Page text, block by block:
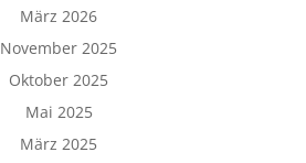
März 2026
November 2025
Oktober 2025
Mai 2025
März 2025